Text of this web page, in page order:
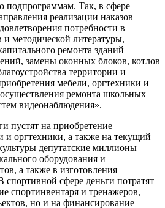
подпрограммам. Так, в сфере
реализации наказов
потребности в
методической литературы,
ремонта зданий
замены оконных блоков, котлов
территории и
мебели, оргтехники и
ремонта школьных
видеонаблюдения».
пустят на приобретение
и оргтехники, а также на текущий
депутатские миллионы
оборудования и
а также в изготовления
сфере деньги потратят
спортинвентаря и тренажеров,
но и на финансирование